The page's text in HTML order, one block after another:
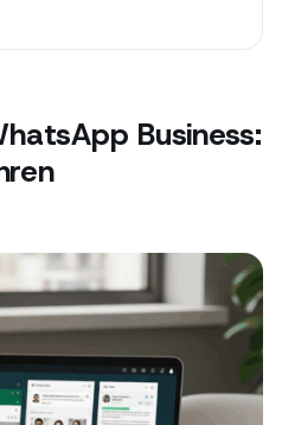
Business: